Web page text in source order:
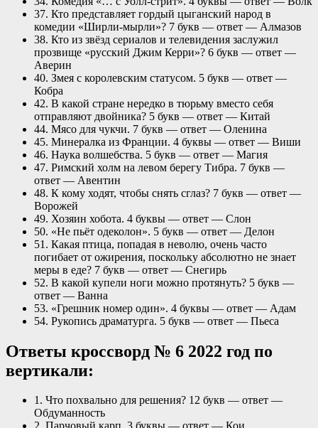
37. Кто представляет гордый цыганский народ в
комедии «Ширли-мырли»? 7 букв — ответ — Алмазов
38. Кто из звёзд сериалов и телевидения заслужил
прозвище «русский Джим Керри»? 6 букв — ответ —
Аверин
40. Змея с королевским статусом. 5 букв — ответ —
Кобра
42. В какой стране нередко в тюрьму вместо себя
отправляют двойника? 5 букв — ответ — Китай
44. Мясо для чукчи. 7 букв — ответ — Оленина
45. Минералка из Франции. 4 буквы — ответ — Виши
46. Наука волшебства. 5 букв — ответ — Магия
47. Римский холм на левом берегу Тибра. 7 букв —
ответ — Авентин
48. К кому ходят, чтобы снять сглаз? 7 букв — ответ —
Ворожей
49. Хозяин хобота. 4 буквы — ответ — Слон
50. «Не пьёт одеколон». 5 букв — ответ — Делон
51. Какая птица, попадая в неволю, очень часто
погибает от ожирения, поскольку абсолютно не знает
меры в еде? 7 букв — ответ — Снегирь
52. В какой купели ноги можно протянуть? 5 букв —
ответ — Ванна
53. «Грешник номер один». 4 буквы — ответ — Адам
54. Рукопись драматурга. 5 букв — ответ — Пьеса
Ответы кроссворд № 6 2022 год по
вертикали:
1. Что похвально для решения? 12 букв — ответ —
Обдуманность